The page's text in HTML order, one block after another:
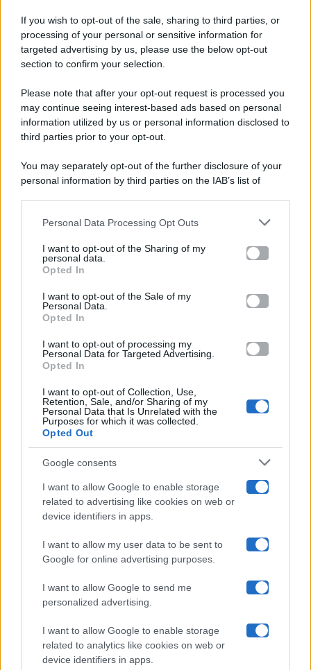
If you wish to opt-out of the sale, sharing to third parties, or
processing of your personal or sensitive information for
targeted advertising by us, please use the below opt-out
section to confirm your selection.
Please note that after your opt-out request is processed you
may continue seeing interest-based ads based on personal
information utilized by us or personal information disclosed to
third parties prior to your opt-out.
You may separately opt-out of the further disclosure of your
personal information by third parties on the IAB’s list of
This information may also be disclosed by us to third parties
disclose it to other third parties.
Please note that this website/app uses one or more Google
services and may gather and store information including but
not limited to your visit or usage behaviour. You may click to
grant or deny consent to Google and its third-party tags to
consent section.
Personal Data Processing Opt Outs
I want to opt-out of the Sharing of my
personal data.
Opted In
I want to opt-out of the Sale of my
Personal Data.
Opted In
I want to opt-out of processing my
Personal Data for Targeted Advertising.
Opted In
I want to opt-out of Collection, Use,
Retention, Sale, and/or Sharing of my
Personal Data that Is Unrelated with the
Purposes for which it was collected.
Opted Out
Google consents
I want to allow Google to enable storage
related to advertising like cookies on web or
device identifiers in apps.
I want to allow my user data to be sent to
Google for online advertising purposes.
I want to allow Google to send me
personalized advertising.
I want to allow Google to enable storage
related to analytics like cookies on web or
device identifiers in apps.
Gossip e TV è un sito di MASTE S.r.l.
viale Luigi Majno n. 21 - 20129 Milano (MI)
P.Iva 10909580960
Categorie
Gossip
Televisione
Programmi TV
Amici
Ballando Con Le Stelle
Grande Fratello
Isola Dei Famosi
Uomini E Donne
Maste S.r.l.
Chi siamo
Collabora con noi
Contatti